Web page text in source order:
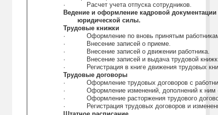
·
Расчет учета отпуска сотрудников.
Ведение и оформление кадровой
юридической силы.
Трудовые книжки
·
Оформление по вновь принятым
·
Внесение записей о приеме.
·
Внесение записей о движении работника.
·
Внесение записей и выдача трудовой
·
Регистрация в книге движения трудовых
Трудовые договоры
·
Оформление трудовых договоров с
·
Оформление изменений, дополнений к ним
·
Оформление расторжения трудового
·
Регистрация трудовых договоров и